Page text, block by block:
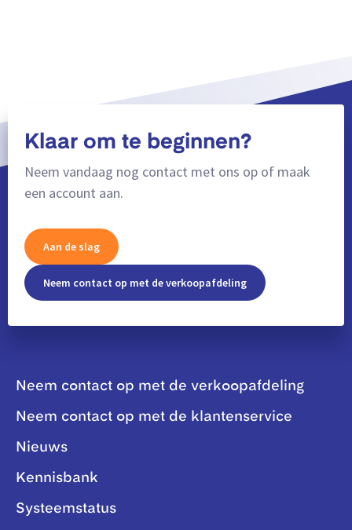
Klaar om te beginnen?
Neem vandaag nog contact met ons op of maak
een account aan.
Aan de slag
Neem contact op met de verkoopafdeling
Neem contact op met de verkoopafdeling
Neem contact op met de klantenservice
Nieuws
Kennisbank
Systeemstatus